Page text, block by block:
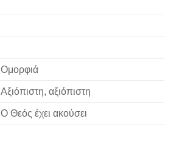
Ομορφιά
Αξιόπιστη, αξιόπιστη
Ο Θεός έχει ακούσει